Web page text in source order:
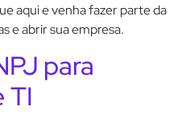
aqui e venha fazer parte da
e abrir sua empresa.
para
TI